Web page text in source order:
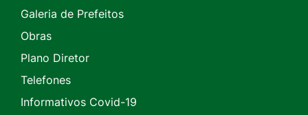
Galeria de Prefeitos
Obras
Plano Diretor
Telefones
Informativos Covid-19